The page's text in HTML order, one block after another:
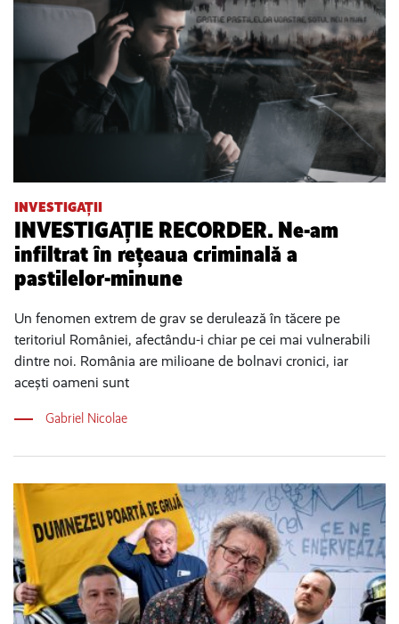
INVESTIGAȚII
INVESTIGAȚIE RECORDER. Ne-am
infiltrat în rețeaua criminală a
pastilelor-minune
Un fenomen extrem de grav se derulează în tăcere pe
teritoriul României, afectându-i chiar pe cei mai vulnerabili
dintre noi. România are milioane de bolnavi cronici, iar
acești oameni sunt
Gabriel Nicolae